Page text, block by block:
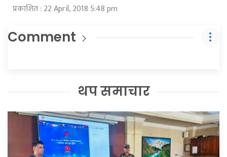
प्रकाशित : 22 April, 2018 5:48 pm
Comment
थप समाचार